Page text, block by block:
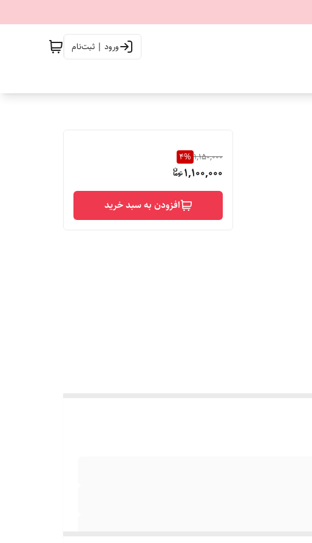
ورود | ثبت‌نام
1,150,000
4%
1,100,000
افزودن به سبد خرید